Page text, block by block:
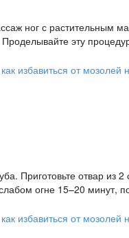
ног с растительным
эту
Приготовьте отвар из
огне 15–20 минут,